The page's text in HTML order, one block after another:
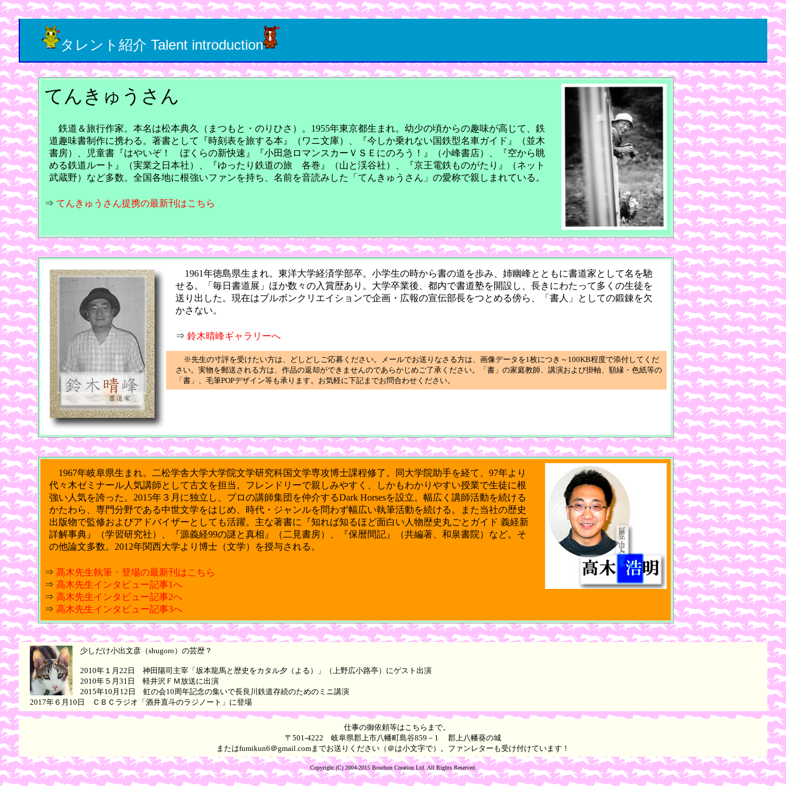
タレント紹介 Talent introduction
てんきゅうさん
鉄道＆旅行作家。本名は松本典久（まつもと・のりひさ）。1955年東京都生まれ。幼少の頃からの趣味が高じて、鉄
道趣味書制作に携わる。著書として『時刻表を旅する本』（ワニ文庫）、『今しか乗れない国鉄型名車ガイド』（並木
書房）、児童書『はやいぞ！ ぼくらの新快速』『小田急ロマンスカーＶＳＥにのろう！』（小峰書店）、『空から眺
める鉄道ルート』（実業之日本社）、『ゆったり鉄道の旅 各巻』（山と渓谷社）、『京王電鉄ものがたり』（ネット
武蔵野）など多数。全国各地に根強いファンを持ち、名前を音読みした「てんきゅうさん」の愛称で親しまれている。
⇒てんきゅうさん提携の最新刊はこちら
1961年徳島県生まれ。東洋大学経済学部卒。小学生の時から書の道を歩み、姉幽峰とともに書道家として名を馳
せる。「毎日書道展」ほか数々の入賞歴あり。大学卒業後、都内で書道塾を開設し、長きにわたって多くの生徒を
送り出した。現在はブルボンクリエイションで企画・広報の宣伝部長をつとめる傍ら、「書人」としての鍛錬を欠
かさない。
⇒鈴木晴峰ギャラリーへ
※先生の寸評を受けたい方は、どしどしご応募ください。メールでお送りなさる方は、画像データを1枚につき～100KB程度で添付してくだ
さい。実物を郵送される方は、作品の返却ができませんのであらかじめご了承ください。「書」の家庭教師、講演および掛軸、額縁・色紙等の
「書」、毛筆POPデザイン等も承ります。お気軽に下記までお問合わせください。
1967年岐阜県生まれ。二松学舎大学大学院文学研究科国文学専攻博士課程修了。同大学院助手を経て、97年より
代々木ゼミナール人気講師として古文を担当。フレンドリーで親しみやすく、しかもわかりやすい授業で生徒に根
強い人気を誇った。2015年３月に独立し、プロの講師集団を仲介するDark Horsesを設立。幅広く講師活動を続ける
かたわら、専門分野である中世文学をはじめ、時代・ジャンルを問わず幅広い執筆活動を続ける。また当社の歴史
出版物で監修およびアドバイザーとしても活躍。主な著書に 『知れば知るほど面白い人物歴史丸ごとガイド 義経新
詳解事典』（学習研究社）
『源義経99の謎と真相』（二見書房）
、『保暦間記』（共編著、和泉書院）など。そ
の他論文多数。2012年関西大学より博士（文学）を授与される。
⇒髙木先生執筆・登場の最新刊はこちら
⇒高木先生インタビュー記事1へ
⇒高木先生インタビュー記事2へ
⇒高木先生インタビュー記事3へ
少しだけ小出文彦（shugoro）の芸歴？
2010年１月22日 神田陽司主宰「坂本龍馬と歴史をカタル夕（よる）」（上野広小路亭）にゲスト出演
2010年５月31日 軽井沢ＦＭ放送に出演
2015年10月12日 虹の会10周年記念の集いで長良川鉄道存続のためのミニ講演
2017年６月10日 ＣＢＣラジオ「酒井直斗のラジノート」に登場
仕事の御依頼等はこちらまで。
〒501-4222 岐阜県郡上市八幡町島谷859－1 郡上八幡葵の城
またはfumikun6＠gmail.comまでお送りください（＠は小文字で）。ファンレターも受け付けています！
Copyright (C) 2004-2015 Bourbon Creation Ltd. All Rights Reserved.